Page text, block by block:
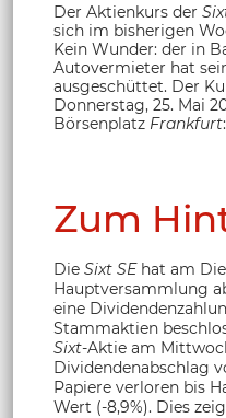
Der Aktienkurs der
sich im bisherigen
Kein Wunder: der in
Autovermieter hat
ausgeschüttet. Der
Donnerstag, 25. Mai
Börsenplatz Frankfurt
Zum
Die Sixt SEhat am
Hauptversammlung
eine
Stammaktien
Sixt-Aktie am
Dividendenabschlag
Papiere verloren bis
Wert (-8,9%). Dies